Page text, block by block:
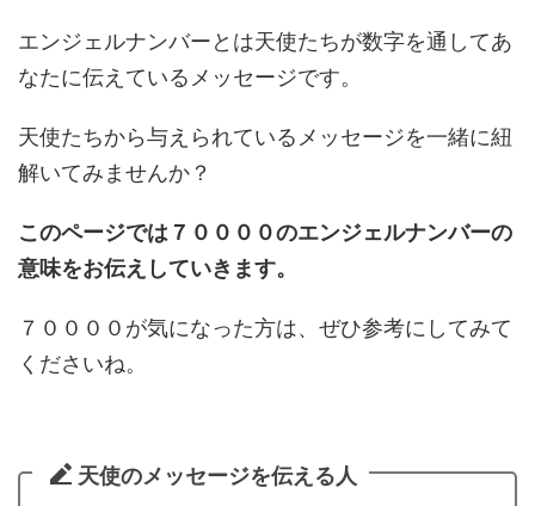
エンジェルナンバーとは天使たちが数字を通してあ
なたに伝えているメッセージです。
天使たちから与えられているメッセージを一緒に紐
解いてみませんか？
このページでは７００００のエンジェルナンバーの
意味をお伝えしていきます。
７００００が気になった方は、ぜひ参考にしてみて
くださいね。
天使のメッセージを伝える人